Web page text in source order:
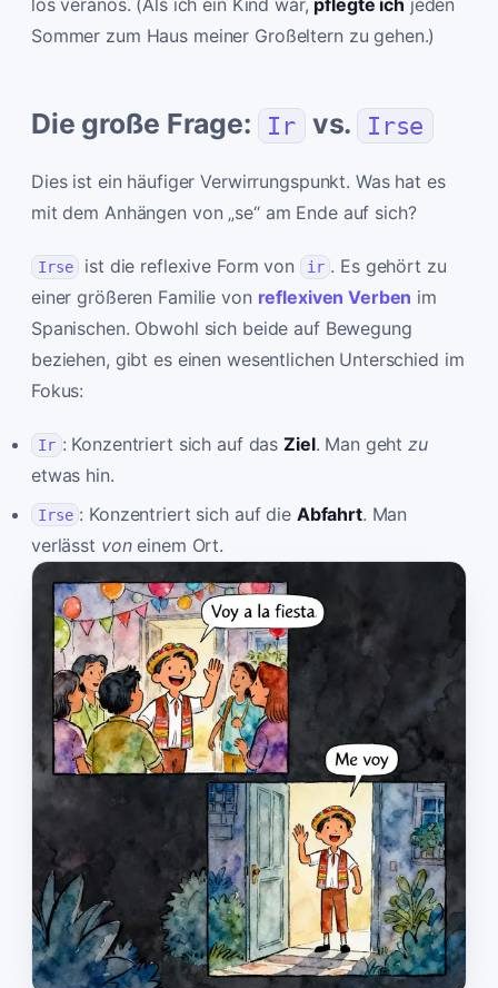
los veranos. (Als ich ein Kind war, pflegte ich jeden
Sommer zum Haus meiner Großeltern zu gehen.)
Die große Frage: Ir vs. Irse
Dies ist ein häufiger Verwirrungspunkt. Was hat es
mit dem Anhängen von „se“ am Ende auf sich?
Irse ist die reflexive Form von ir . Es gehört zu
einer größeren Familie von reflexiven Verben im
Spanischen. Obwohl sich beide auf Bewegung
beziehen, gibt es einen wesentlichen Unterschied im
Fokus:
Ir : Konzentriert sich auf dasZiel. Man gehtzu
etwas hin.
Irse : Konzentriert sich auf die Abfahrt. Man
verlässt voneinem Ort.